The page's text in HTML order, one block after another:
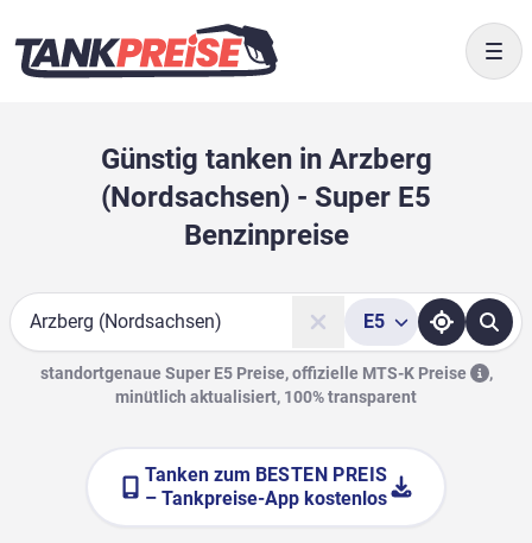
Günstig tanken in Arzberg
(Nordsachsen) - Super E5
Benzinpreise
Suche
E5
standortgenaue Super E5 Preise, offizielle MTS-K Preise
,
minütlich aktualisiert, 100% transparent
Tanken zum BESTEN PREIS
– Tankpreise-App kostenlos